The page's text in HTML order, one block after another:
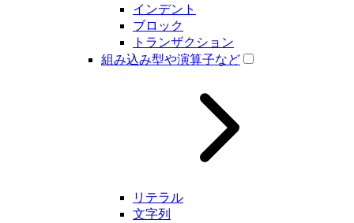
インデント
ブロック
トランザクション
組み込み型や演算子など
リテラル
文字列